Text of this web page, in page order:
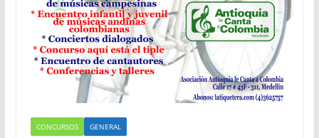
CONCURSOS GENERAL